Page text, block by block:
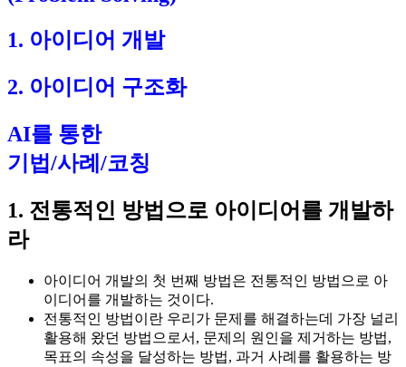
1. 아이디어 개발
2. 아이디어 구조화
AI를 통한
기법/사례/코칭
1. 전통적인 방법으로 아이디어를 개발하
라
아이디어 개발의 첫 번째 방법은 전통적인 방법으로 아
이디어를 개발하는 것이다.
전통적인 방법이란 우리가 문제를 해결하는데 가장 널리
활용해 왔던 방법으로서, 문제의 원인을 제거하는 방법,
목표의 속성을 달성하는 방법, 과거 사례를 활용하는 방